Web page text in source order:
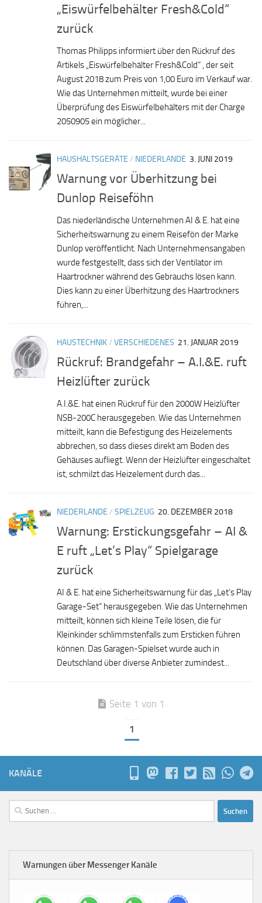
„Eiswürfelbehälter Fresh&Cold“
zurück
Thomas Philipps informiert über den Rückruf des
Artikels „Eiswürfelbehälter Fresh&Cold“ , der seit
August 2018 zum Preis von 1,00 Euro im Verkauf war.
Wie das Unternehmen mitteilt, wurde bei einer
Überprüfung des Eiswürfelbehälters mit der Charge
2050905 ein möglicher...
HAUSHALTSGERÄTE / NIEDERLANDE 3. JUNI 2019
Warnung vor Überhitzung bei
Dunlop Reiseföhn
Das niederländische Unternehmen AI & E. hat eine
Sicherheitswarnung zu einem Reisefön der Marke
Dunlop veröffentlicht. Nach Unternehmensangaben
wurde festgestellt, dass sich der Ventilator im
Haartrockner während des Gebrauchs lösen kann.
Dies kann zu einer Überhitzung des Haartrockners
führen,...
HAUSTECHNIK/ VERSCHIEDENES 21. JANUAR 2019
Rückruf: Brandgefahr – A.I.&E. ruft
Heizlüfter zurück
A.I.&E. hat einen Rückruf für den 2000W Heizlüfter
NSB-200C herausgegeben. Wie das Unternehmen
mitteilt, kann die Befestigung des Heizelements
abbrechen, so dass dieses direkt am Boden des
Gehäuses aufliegt. Wenn der Heizlüfter eingeschaltet
ist, schmilzt das Heizelement durch das...
NIEDERLANDE / SPIELZEUG 20. DEZEMBER 2018
Warnung: Erstickungsgefahr – AI &
E ruft „Let’s Play“ Spielgarage
zurück
AI & E. hat eine Sicherheitswarnung für das „Let’s Play
Garage-Set“ herausgegeben. Wie das Unternehmen
mitteilt, können sich kleine Teile lösen, die für
Kleinkinder schlimmstenfalls zum Ersticken führen
können. Das Garagen-Spielset wurde auch in
Deutschland über diverse Anbieter zumindest...
Seite 1 von 1
1
KANÄLE
Suchen
nach:
Warnungen über Messenger Kanäle